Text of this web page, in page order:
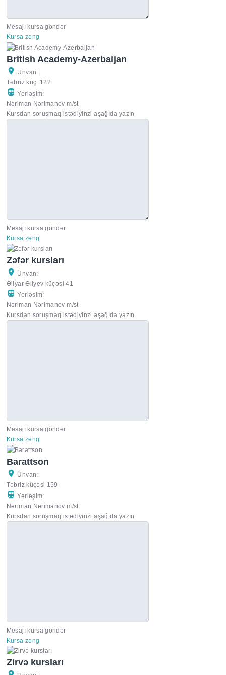
Mesajı kursa göndər
Kursa zəng
British Academy-Azerbaijan
Ünvan:
Təbriz küç. 122
Yerləşim:
Nəriman Nərimanov m/st
Kursdan soruşmaq istədiyinzi aşağıda yazın
Mesajı kursa göndər
Kursa zəng
Zəfər kursları
Ünvan:
Əliyar Əliyev küçəsi 41
Yerləşim:
Nəriman Nərimanov m/st
Kursdan soruşmaq istədiyinzi aşağıda yazın
Mesajı kursa göndər
Kursa zəng
Barattson
Ünvan:
Təbriz küçəsi 159
Yerləşim:
Nəriman Nərimanov m/st
Kursdan soruşmaq istədiyinzi aşağıda yazın
Mesajı kursa göndər
Kursa zəng
Zirvə kursları